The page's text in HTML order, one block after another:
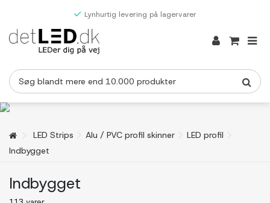
Lynhurtig levering på lagervarer
LED Strips Alu / PVC profil skinner
LED profil
Indbygget
Indbygget